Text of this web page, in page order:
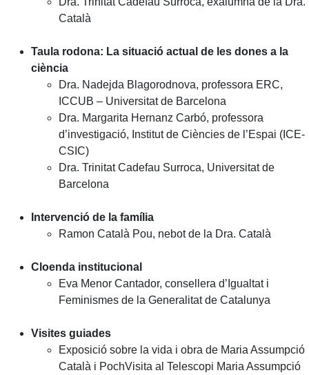
Català
Taula rodona: La situació actual de les dones a la
ciència
Dra. Nadejda Blagorodnova, professora ERC,
ICCUB – Universitat de Barcelona
Dra. Margarita Hernanz Carbó, professora
d’investigació, Institut de Ciències de l’Espai (ICE-
CSIC)
Dra. Trinitat Cadefau Surroca, Universitat de
Barcelona
Intervenció de la família
Ramon Català Pou, nebot de la Dra. Català
Cloenda institucional
Eva Menor Cantador, consellera d’Igualtat i
Feminismes de la Generalitat de Catalunya
Visites guiades
Exposició sobre la vida i obra de Maria Assumpció
Català i PochVisita al Telescopi Maria Assumpció